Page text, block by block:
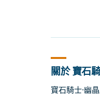
關於 寶石
寶石騎士·幽